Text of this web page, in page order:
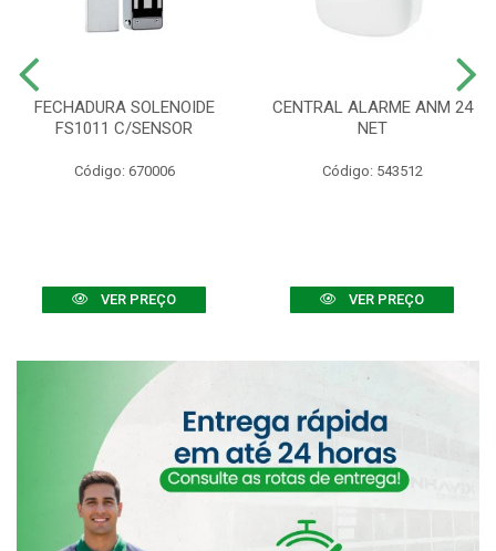
FECHADURA SOLENOIDE
FS1011 C/SENSOR
Código: 670006
VER PREÇO
CENTRAL ALARME ANM 24
NET
Código: 543512
VER PREÇO